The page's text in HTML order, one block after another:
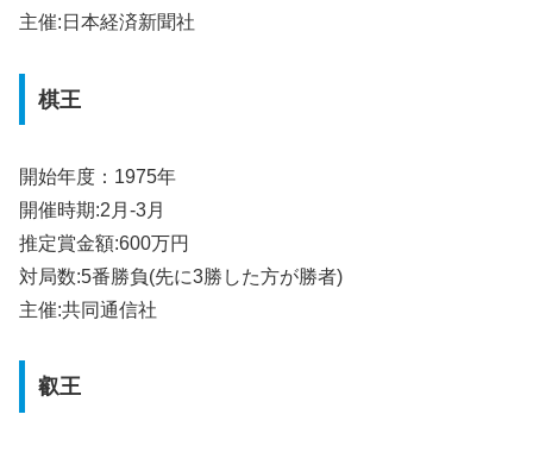
主催:日本経済新聞社
棋王
開始年度：1975年
開催時期:2月-3月
推定賞金額:600万円
対局数:5番勝負(先に3勝した方が勝者)
主催:共同通信社
叡王